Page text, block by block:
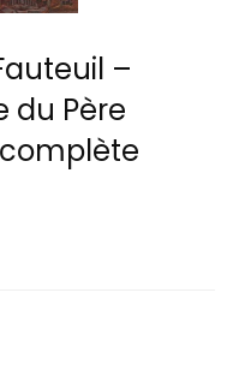
–
du Père